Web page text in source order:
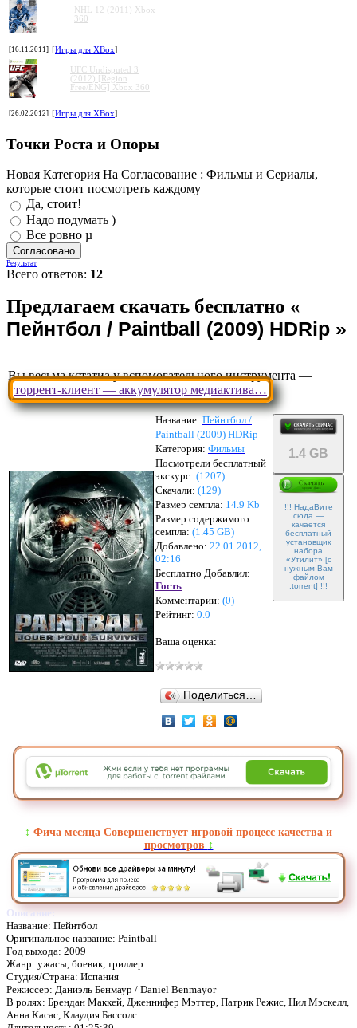
NHL 12 (2011) Xbox
360
[16.11.2011] [Игры для XBox]
UFC Undisputed 3
(2012) [Region
Free/ENG] Xbox 360
[26.02.2012] [Игры для XBox]
Точки Роста и Опоры
Новая Категория На Согласование : Фильмы и Сериалы,
которые стоит посмотреть каждому
Да, стоит!
Надо подумать )
Все ровно µ
Результат
Всего ответов: 12
Вы весьма кстатиа у вспомогательного инструмента —
торрент-клиент — аккумулятор медиактива…
Название: Пейнтбол /
Paintball (2009) HDRip
1.4 GB
!!! НадаВите
сюда —
качается
бесплатный
установщик
набора
«Утилит» [с
нужным Вам
файлом
.torrent] !!!
Категория: Фильмы
Посмотрели бесплатный
экскурс: (1207)
Скачали: (129)
Размер семпла: 14.9 Kb
Размер содержимого
семпла: (1.45 GB)
Добавлено: 22.01.2012,
02:16
Бесплатно Добавлил:
Гость
Комментарии: (0)
Рейтинг: 0.0
Ваша оценка:
Поделиться…
↕️ Фича месяца Совершенствует игровой процесс качества и
просмотров ↕️
Описание:
Название: Пейнтбол
Оригинальное название: Paintball
Год выхода: 2009
Жанр: ужасы, боевик, триллер
Студия/Страна: Испания
Режиссер: Даниэль Бенмаур / Daniel Benmayor
В ролях: Брендан Маккей, Дженнифер Мэттер, Патрик Режис, Нил Мэскелл,
Анна Касас, Клаудия Бассолс